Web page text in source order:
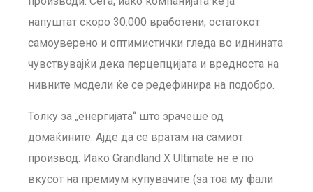
напуштат скоро 30.000 вработени, остатокот
самоуверено и оптимистички гледа во иднината
чувствувајќи дека перцепцијата и вредноста на
нивните модели ќе се редефинира на подобро.
Толку за „енергијата“ што зрачеше од
домаќините. Ајде да се вратам на самиот
производ. Иако Grandland X Ultimate не е по
вкусот на премиум купувачите (за тоа му фали